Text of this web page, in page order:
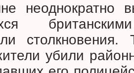
неоднократно
убили